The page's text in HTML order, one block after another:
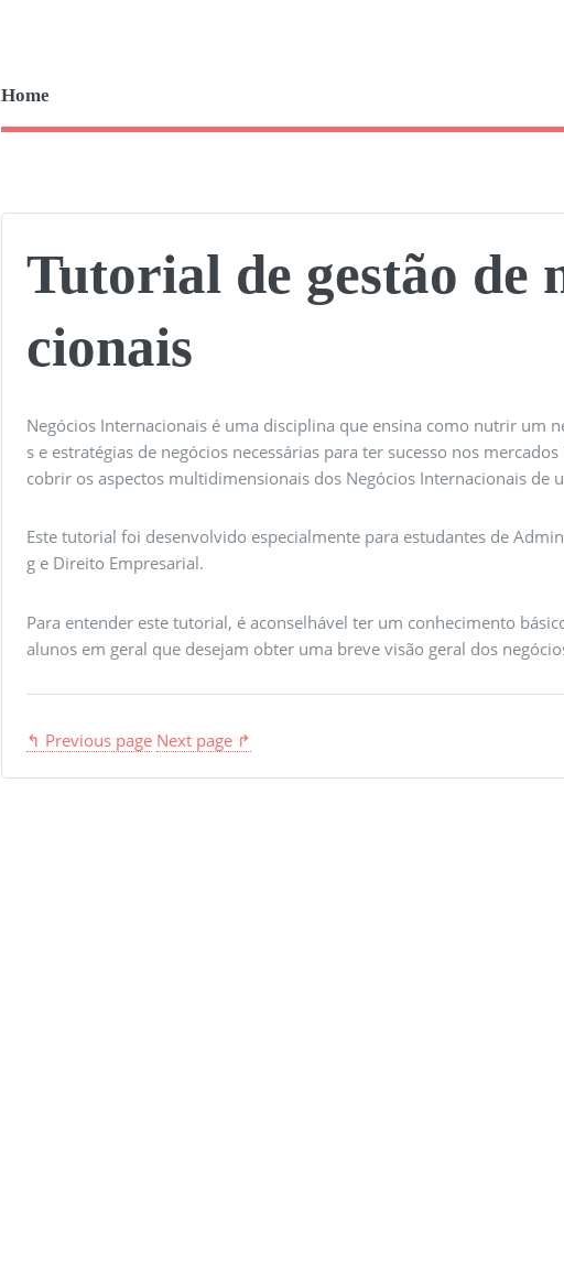
Home
Tutorial de gestão de
cionais
Negócios Internacionais é uma disciplina que ensina como nutrir um
s e estratégias de negócios necessárias para ter sucesso nos
cobrir os aspectos multidimensionais dos Negócios Internacionais de
Este tutorial foi desenvolvido especialmente para estudantes de
g e Direito Empresarial.
Para entender este tutorial, é aconselhável ter um conhecimento
alunos em geral que desejam obter uma breve visão geral dos
↰ Previous page Next page ↱